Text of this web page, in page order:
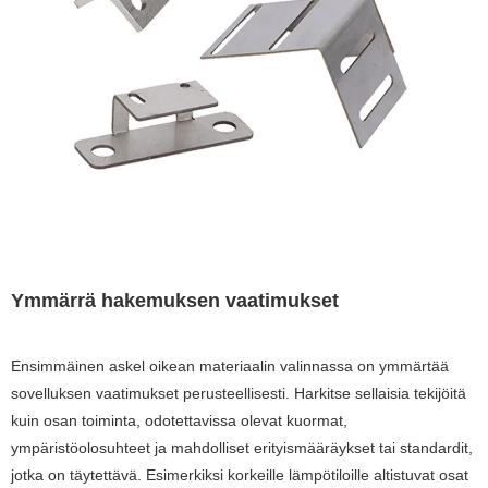
Ymmärrä hakemuksen vaatimukset
Ensimmäinen askel oikean materiaalin valinnassa on ymmärtää
sovelluksen vaatimukset perusteellisesti. Harkitse sellaisia ​​tekijöitä
kuin osan toiminta, odotettavissa olevat kuormat,
ympäristöolosuhteet ja mahdolliset erityismääräykset tai standardit,
jotka on täytettävä. Esimerkiksi korkeille lämpötiloille altistuvat osat